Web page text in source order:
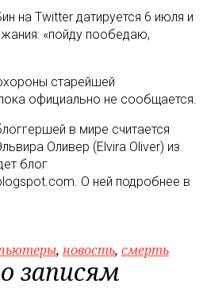
на Twitter датируется 6 июля и
«пойду пообедаю,
старейшей
официально не сообщается.
в мире считается
Оливер (Elvira Oliver) из
блог
О ней подробнее в
, новость, смерть
записям